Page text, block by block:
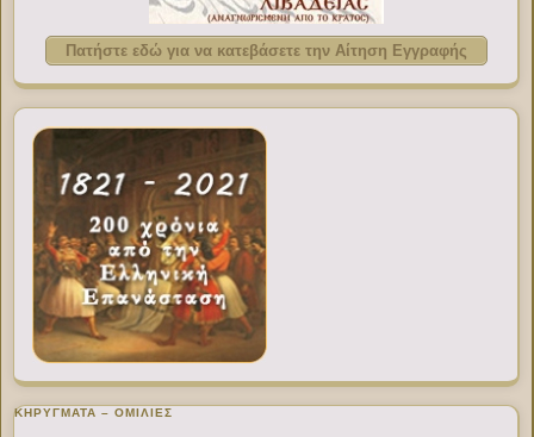
Πατήστε εδώ για να κατεβάσετε την Αίτηση Εγγραφής
ΚΗΡΥΓΜΑΤΑ – ΟΜΙΛΙΕΣ